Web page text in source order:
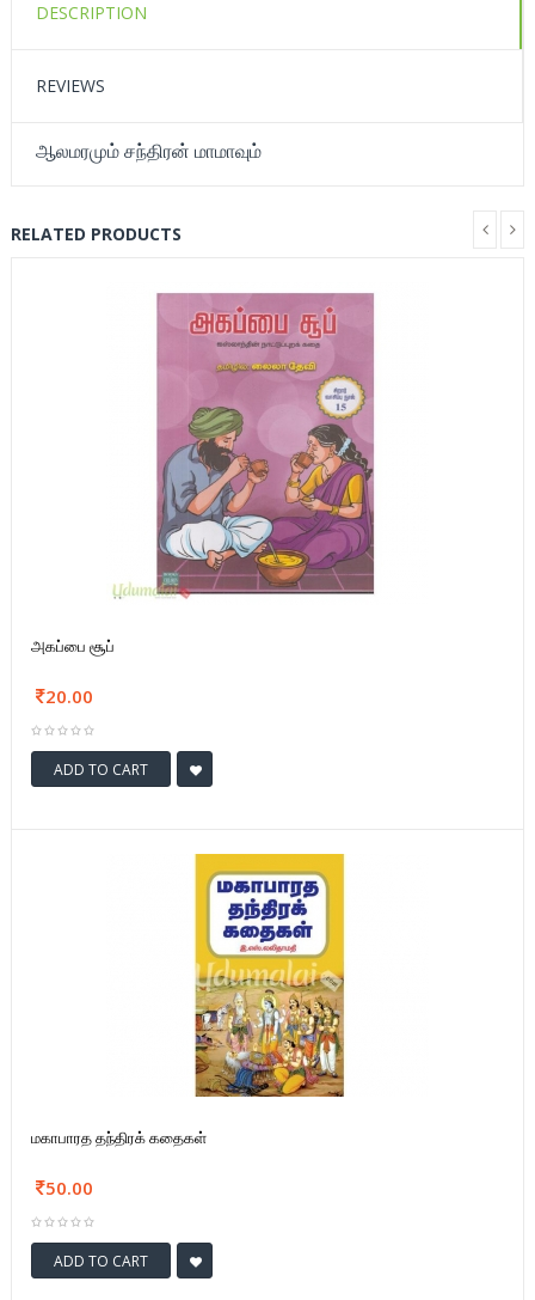
DESCRIPTION
REVIEWS
ஆலமரமும் சந்திரன் மாமாவும்
RELATED PRODUCTS
அகப்பை சூப்
20.00
ADD TO CART
மகாபாரத தந்திரக் கதைகள்
50.00
ADD TO CART